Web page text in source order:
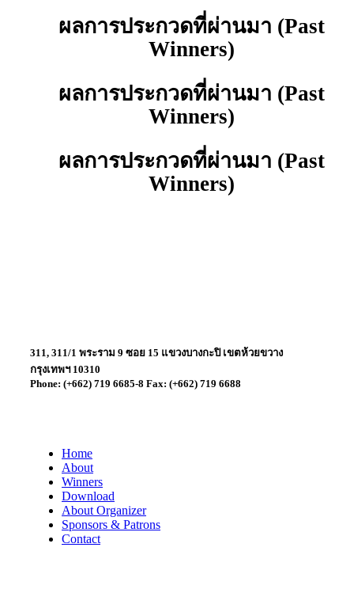
ผลการประกวดที่ผ่านมา (Past
Winners)
ผลการประกวดที่ผ่านมา (Past
Winners)
ผลการประกวดที่ผ่านมา (Past
Winners)
311, 311/1 พระราม 9 ซอย 15 แขวงบางกะปิ เขตห้วยขวาง
กรุงเทพฯ 10310
Phone: (+662) 719 6685-8 Fax: (+662) 719 6688
Home
About
Winners
Download
About Organizer
Sponsors & Patrons
Contact